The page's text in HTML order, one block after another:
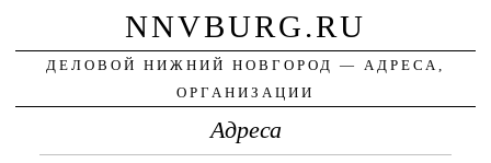
NNVBURG.RU
ДЕЛОВОЙ НИЖНИЙ НОВГОРОД — АДРЕСА,
ОРГАНИЗАЦИИ
Адреса